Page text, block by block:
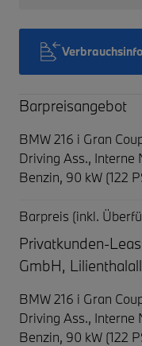
Barpreisangebot
BMW 216 i Gran
Driving Ass., Interne
Benzin, 90 kW (122
Barpreis (inkl.
Privatkunden-
GmbH,
BMW 216 i Gran
Driving Ass., Interne
Benzin, 90 kW (122